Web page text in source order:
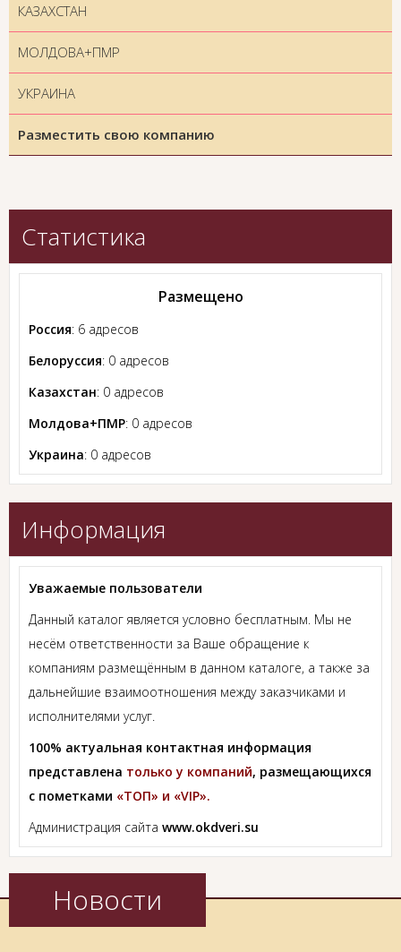
КАЗАХСТАН
МОЛДОВА+ПМР
УКРАИНА
Разместить свою компанию
Статистика
Размещено
Россия: 6 адресов
Белоруссия: 0 адресов
Казахстан: 0 адресов
Молдова+ПМР: 0 адресов
Украина: 0 адресов
Информация
Уважаемые пользователи
Данный каталог является условно бесплатным. Мы не
несём ответственности за Ваше обращение к
компаниям размещённым в данном каталоге, а также за
дальнейшие взаимоотношения между заказчиками и
исполнителями услуг.
100% актуальная контактная информация
представлена только у компаний, размещающихся
с пометками «ТОП» и «VIP».
Администрация сайта www.okdveri.su
Новости